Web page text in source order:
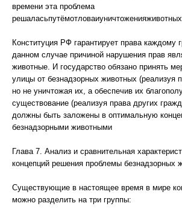
времени эта проблема
Конституция РФ гарантирует права каждому
данном случае причиной нарушения прав
животные. И государство обязано принять
улицы от безнадзорных животных (реализуя
но не уничтожая их, а обеспечив их
существование (реализуя права других
должны быть заложены в оптимальную
безнадзорными животными
Глава 7. Анализ и сравнительная
концепций решения проблемы безнадзорных
Существующие в настоящее время в мире
можно разделить на три группы: